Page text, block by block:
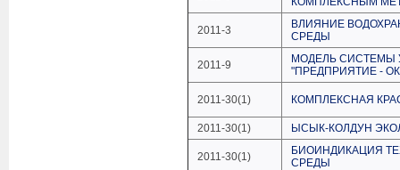
2011-3
ВЛИЯНИЕ
СРЕДЫ
2011-9
МОДЕЛЬ СИСТЕМЫ
"ПРЕДПРИЯТИЕ -
2011-30(1) КОМПЛЕКСНАЯ
2011-30(1) ЫСЫК-КОЛДУН
2011-30(1)
БИОИНДИКАЦИЯ
СРЕДЫ